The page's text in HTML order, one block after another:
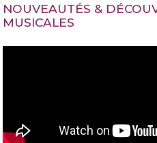
NOUVEAUTÉS &
MUSICALES